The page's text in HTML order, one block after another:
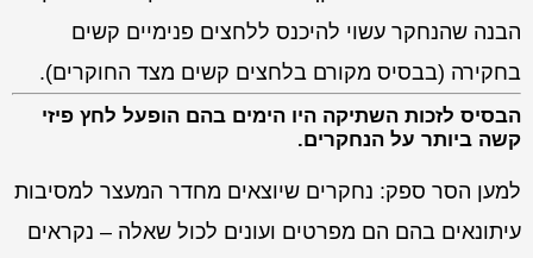
הבנה שהנחקר עשוי להיכנס ללחצים פנימיים קשים
בחקירה (בבסיס מקורם בלחצים קשים מצד החוקרים).
הבסיס לזכות השתיקה היו הימים בהם הופעל לחץ פיזי
קשה ביותר על הנחקרים.
למען הסר ספק: נחקרים שיוצאים מחדר המעצר למסיבות
עיתונאים בהם הם מפרטים ועונים לכול שאלה – נקראים